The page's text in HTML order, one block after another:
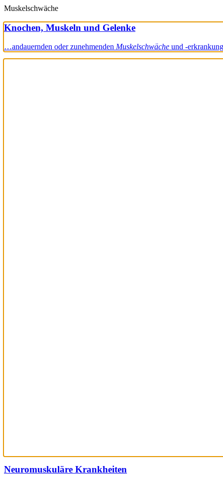
Muskelschwäche
Knochen, Muskeln und Gelenke
…andauernden oder zunehmenden Muskelschwäche und -
Neuromuskuläre Krankheiten